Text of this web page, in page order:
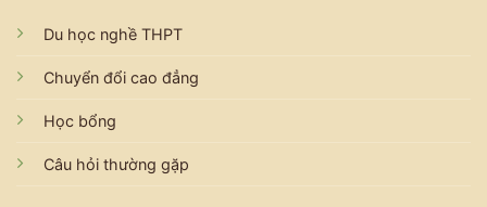
Du học nghề THPT
Chuyển đổi cao đẳng
Học bổng
Câu hỏi thường gặp